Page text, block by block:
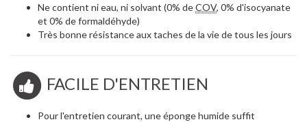
Ne contient ni eau, ni solvant (0% deCOV, 0% d'isocyanate
et 0% de formaldéhyde)
Très bonne résistance aux taches de la vie de tous les jours
FACILE D'ENTRETIEN
Pour l'entretien courant, une éponge humide suffit